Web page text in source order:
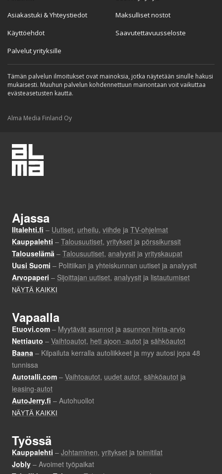
Asiakastuki & Yhteystiedot
Käyttöehdot
Palvelut yrityksille
Maksulliset nostot
Saavutettavuusseloste
Tämän palvelun ilmoitukset ovat mainoksia, jotka näytetään sinulle hakusi
mukaisesti. Muuhun palvelun kohdennettuun mainontaan voit vaikuttaa
evästeasetusten kautta.
Alma Media Finland Oy